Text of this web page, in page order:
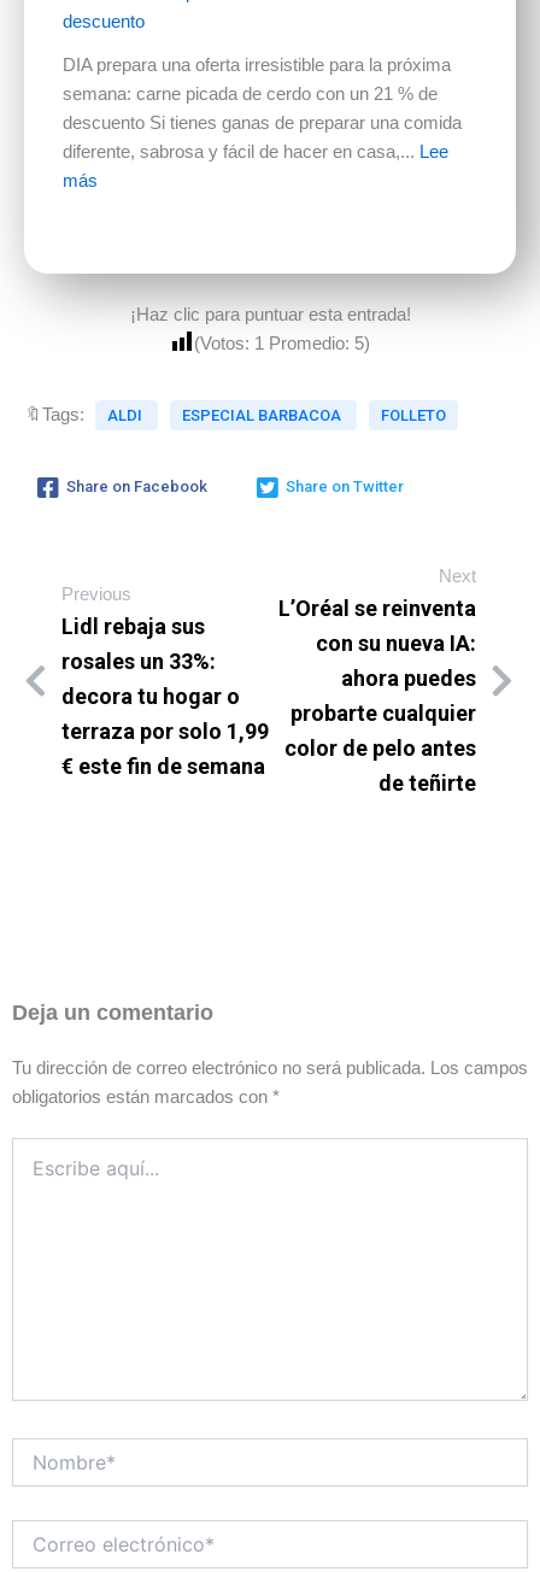
descuento
DIA prepara una oferta irresistible para la próxima
semana: carne picada de cerdo con un 21 % de
descuento Si tienes ganas de preparar una comida
diferente, sabrosa y fácil de hacer en casa,... Lee
más
¡Haz clic para puntuar esta entrada!
(Votos: 1 Promedio: 5)
🔖Tags: ALDI ESPECIAL BARBACOA FOLLETO
Share on Facebook Share on Twitter
Previous
Lidl rebaja sus
rosales un 33%:
decora tu hogar o
terraza por solo 1,99
€ este fin de semana
Next
L’Oréal se reinventa
con su nueva IA:
ahora puedes
probarte cualquier
color de pelo antes
de teñirte
Deja un comentario
Tu dirección de correo electrónico no será publicada.
Los campos
obligatorios están marcados con *
aquí...
electrónico*